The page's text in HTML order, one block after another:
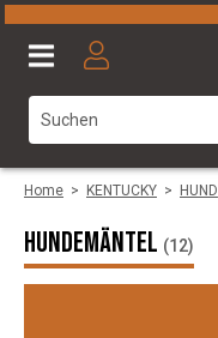
Home > KENTUCKY > HUND
Hundemäntel (12)